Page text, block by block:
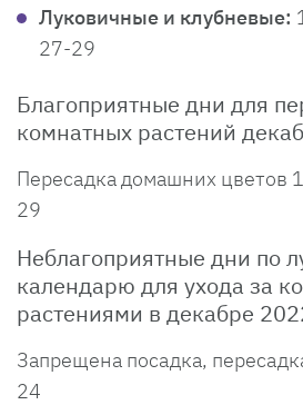
Луковичные и клубневые:
27-29
Благоприятные дни для
комнатных растений
Пересадка домашних цветов
29
Неблагоприятные дни по
календарю для ухода за
растениями в декабре
Запрещена посадка,
24